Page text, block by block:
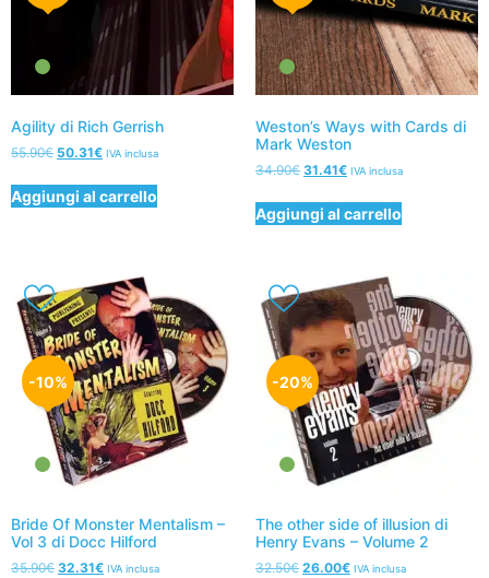
Agility di Rich Gerrish
55.90€ 50.31€ IVA inclusa
Aggiungi al carrello
Weston’s Ways with Cards di
Mark Weston
34.90€ 31.41€ IVA inclusa
Aggiungi al carrello
-10%
Bride Of Monster Mentalism –
Vol 3 di Docc Hilford
35.90€ 32.31€ IVA inclusa
-20%
The other side of illusion di
Henry Evans – Volume 2
32.50€ 26.00€ IVA inclusa